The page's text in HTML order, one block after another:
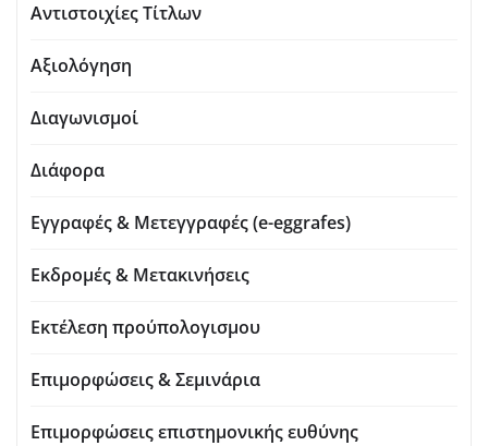
Αντιστοιχίες Τίτλων
Αξιολόγηση
Διαγωνισμοί
Διάφορα
Εγγραφές & Μετεγγραφές (e-eggrafes)
Εκδρομές & Μετακινήσεις
Εκτέλεση προύπολογισμου
Επιμορφώσεις & Σεμινάρια
Επιμορφώσεις επιστημονικής ευθύνης